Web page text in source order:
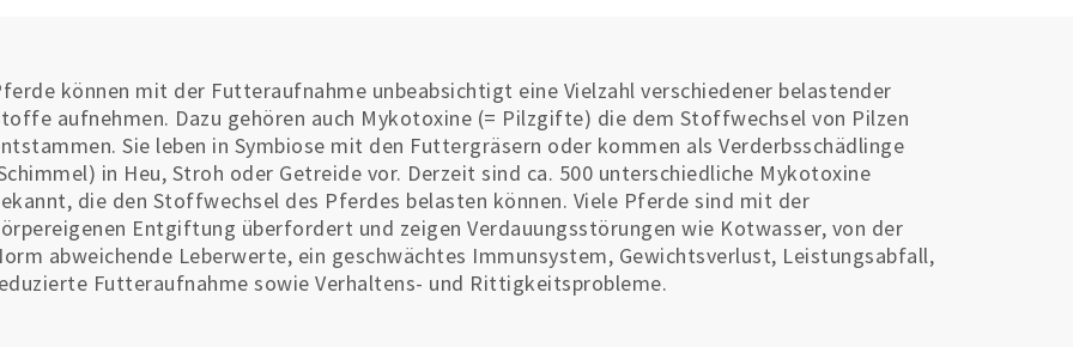
können mit der Futteraufnahme unbeabsichtigt eine Vielzahl verschiedener belastender
aufnehmen. Dazu gehören auch Mykotoxine (= Pilzgifte) die dem Stoffwechsel von Pilzen
Sie leben in Symbiose mit den Futtergräsern oder kommen als Verderbsschädlinge
in Heu, Stroh oder Getreide vor. Derzeit sind ca. 500 unterschiedliche Mykotoxine
die den Stoffwechsel des Pferdes belasten können. Viele Pferde sind mit der
Entgiftung überfordert und zeigen Verdauungsstörungen wie Kotwasser, von der
abweichende Leberwerte, ein geschwächtes Immunsystem, Gewichtsverlust, Leistungsabfall,
Futteraufnahme sowie Verhaltens- und Rittigkeitsprobleme.